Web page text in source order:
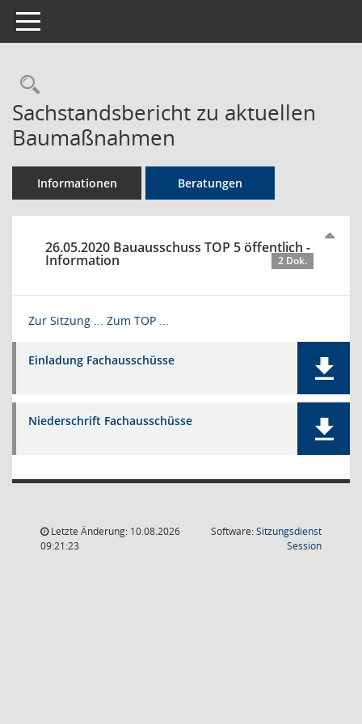
Toggle navigation
Rechercheauswahl
Sachstandsbericht zu aktuellen
Baumaßnahmen
Informationen Beratungen
26.05.2020 Bauausschuss TOP 5 öffentlich -
Information 2 Dok.
Zur Sitzung ... Zum TOP ...
Einladung Fachausschüsse
Niederschrift Fachausschüsse
Letzte Änderung: 10.08.2026
09:21:23
Software:Sitzungsdienst
Session(Wird in